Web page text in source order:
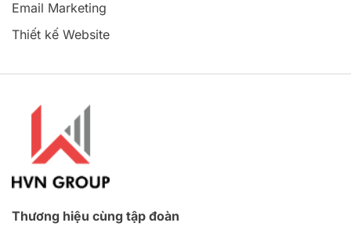
Email Marketing
Thiết kế Website
Thương hiệu cùng tập đoàn